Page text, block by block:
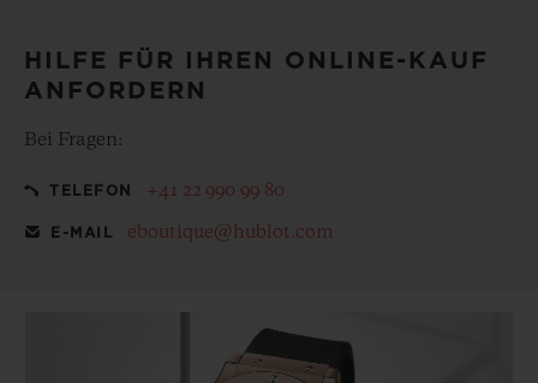
HILFE FÜR IHREN ONLINE-KAUF
ANFORDERN
Bei Fragen:
TELEFON +41 22 990 99 80
E-MAIL eboutique@hublot.com